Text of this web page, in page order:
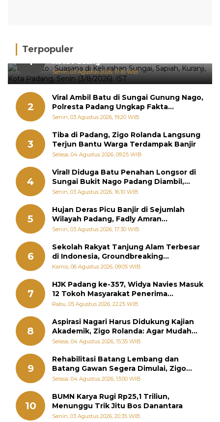
Terpopuler
1
Hujan Deras, 15 Titik Banjir Terdeteksi di
Kota Padang
Senin, 03 Agustus 2026, 17:10 WIB
2
Viral Ambil Batu di Sungai Gunung Nago,
Polresta Padang Ungkap Fakta
Sebenarnya
Senin, 03 Agustus 2026, 19:20 WIB
3
Tiba di Padang, Zigo Rolanda Langsung
Terjun Bantu Warga Terdampak Banjir
Selasa, 04 Agustus 2026, 09:25 WIB
4
Viral! Diduga Batu Penahan Longsor di
Sungai Bukit Nago Padang Diambil,
Warga Khawatir Bencana Terulang
Senin, 03 Agustus 2026, 16:10 WIB
5
Hujan Deras Picu Banjir di Sejumlah
Wilayah Padang, Fadly Amran
Perintahkan OPD Siaga
Senin, 03 Agustus 2026, 17:30 WIB
6
Sekolah Rakyat Tanjung Alam Terbesar
di Indonesia, Groundbreaking
September
Kamis, 06 Agustus 2026, 09:05 WIB
7
HJK Padang ke-357, Widya Navies Masuk
12 Tokoh Masyarakat Penerima
Penghargaan Pemko Padang
Rabu, 05 Agustus 2026, 22:25 WIB
8
Aspirasi Nagari Harus Didukung Kajian
Akademik, Zigo Rolanda: Agar Mudah
Diperjuangkan di Kementerian
Selasa, 04 Agustus 2026, 15:35 WIB
9
Rehabilitasi Batang Lembang dan
Batang Gawan Segera Dimulai, Zigo
Rolanda Pastikan Proyek Berjalan
Selasa, 04 Agustus 2026, 13:00 WIB
10
BUMN Karya Rugi Rp25,1 Triliun,
Menunggu Trik Jitu Bos Danantara
Senin, 03 Agustus 2026, 20:35 WIB